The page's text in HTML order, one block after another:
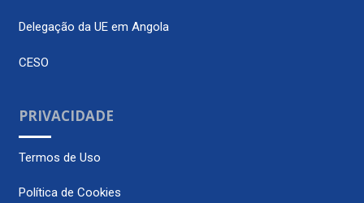
Delegação da UE em Angola
CESO
PRIVACIDADE
Termos de Uso
Política de Cookies